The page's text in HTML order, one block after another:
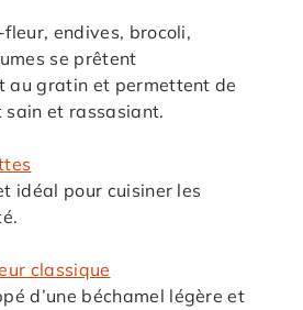
endives, brocoli,
se prêtent
au gratin et permettent de
sain et rassasiant.
idéal pour cuisiner les
classique
d’une béchamel légère et